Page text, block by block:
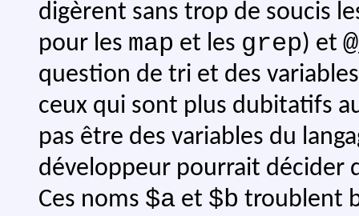
digèrent sans trop de soucis
pour les map et les grep) et
question de tri et des
ceux qui sont plus dubitatifs
pas être des variables du
développeur pourrait décider
Ces noms $a et $b troublent